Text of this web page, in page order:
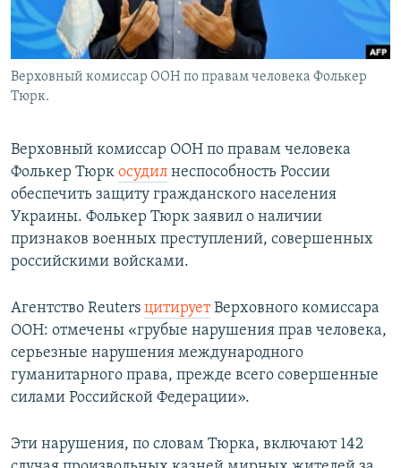
Верховный комиссар ООН по правам человека Фолькер
Тюрк.
Верховный комиссар ООН по правам человека
Фолькер Тюрк осудил неспособность России
обеспечить защиту гражданского населения
Украины. Фолькер Тюрк заявил о наличии
признаков военных преступлений, совершенных
российскими войсками.
Агентство Reuters цитируетВерховного комиссара
ООН: отмечены «грубые нарушения прав человека,
серьезные нарушения международного
гуманитарного права, прежде всего совершенные
силами Российской Федерации».
Эти нарушения, по словам Тюрка, включают 142